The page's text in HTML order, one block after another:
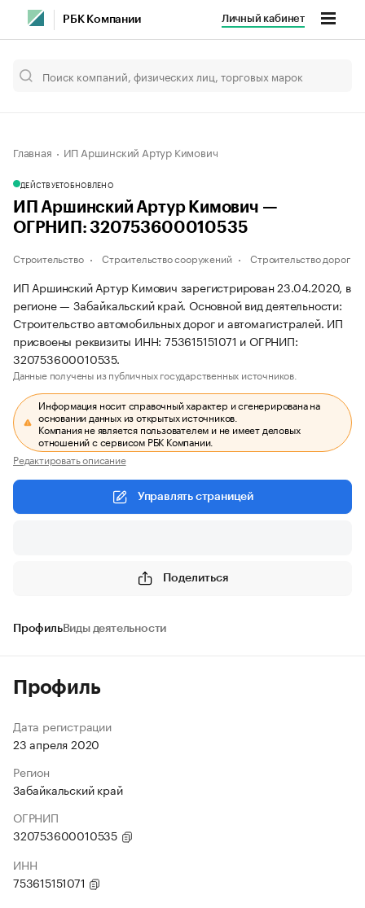
РБК Компании Личный кабинет
Главная ИП Аршинский Артур Кимович
ДЕЙСТВУЕТОБНОВЛЕНО
ИП Аршинский Артур Кимович —
ОГРНИП: 320753600010535
Строительство Строительство сооружений Строительство дорог
ИП Аршинский Артур Кимович зарегистрирован 23.04.2020, в
регионе — Забайкальский край. Основной вид деятельности:
Строительство автомобильных дорог и автомагистралей. ИП
присвоены реквизиты ИНН: 753615151071 и ОГРНИП:
320753600010535.
Данные получены из публичных государственных источников.
Информация носит справочный характер и сгенерирована на
основании данных из открытых источников.
Компания не является пользователем и не имеет деловых
отношений с сервисом РБК Компании.
Редактировать описание
Управлять страницей
Поделиться
ПрофильВиды деятельности
Профиль
Дата регистрации
23 апреля 2020
Регион
Забайкальский край
ОГРНИП
320753600010535
ИНН
753615151071